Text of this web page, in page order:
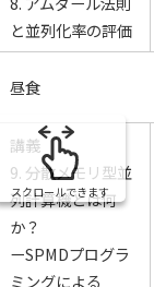
と並列化率の評価
昼食
講義
9. 分散メモリ型並
列計算機とは何
か？
ーSPMDプログラ
ミングによる
スクロールできます